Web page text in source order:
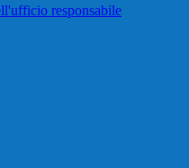
responsabile